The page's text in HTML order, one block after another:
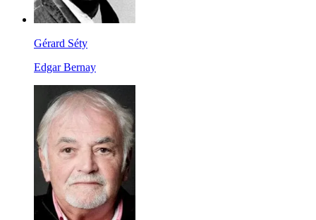
Gérard Séty
Edgar Bernay